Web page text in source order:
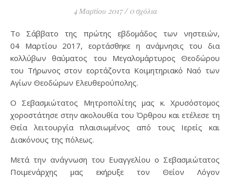
4 Μαρτίου 2017 / 0 σχόλια
Το Σάββατο της πρώτης εβδομάδος των νηστειών,
04 Μαρτίου 2017, εορτάσθηκε η ανάμνησις του δια
κολλύβων θαύματος του Μεγαλομάρτυρος Θεοδώρου
του Τήρωνος στον εορτάζοντα Κοιμητηριακό Ναό των
Αγίων Θεοδώρων Ελευθερούπολης.
Ο Σεβασμιώτατος Μητροπολίτης μας κ. Χρυσόστομος
χοροστάτησε στην ακολουθία του Όρθρου και ετέλεσε τη
Θεία λειτουργία πλαισιωμένος από τους Ιερείς και
Διακόνους της πόλεως.
Μετά την ανάγνωση του Ευαγγελίου ο Σεβασμιώτατος
Ποιμενάρχης μας εκήρυξε τον Θείον Λόγον